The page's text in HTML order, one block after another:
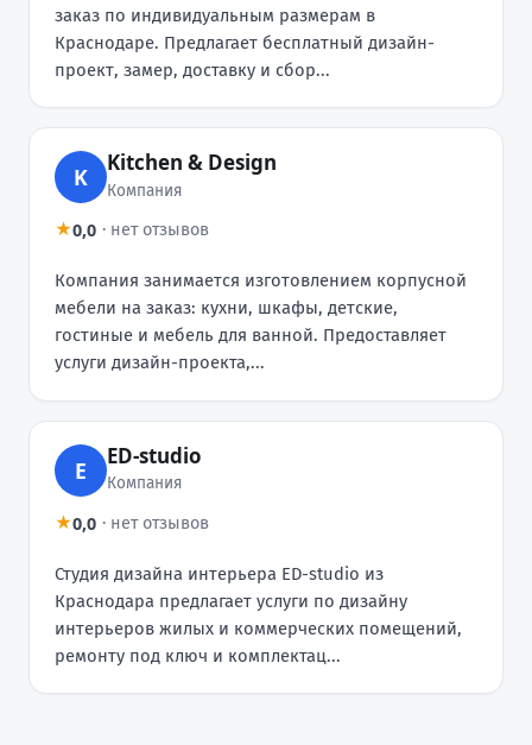
заказ по индивидуальным размерам в
Краснодаре. Предлагает бесплатный дизайн-
проект, замер, доставку и сбор...
K
Kitchen & Design
Компания
★0,0 · нет отзывов
Компания занимается изготовлением корпусной
мебели на заказ: кухни, шкафы, детские,
гостиные и мебель для ванной. Предоставляет
услуги дизайн-проекта,...
E
ED-studio
Компания
★0,0 · нет отзывов
Студия дизайна интерьера ED-studio из
Краснодара предлагает услуги по дизайну
интерьеров жилых и коммерческих помещений,
ремонту под ключ и комплектац...